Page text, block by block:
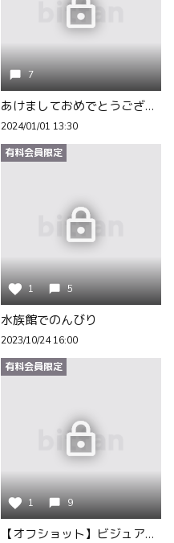
7
あけましておめでとうございます
2024/01/01 13:30
有料会員限定
1 5
水族館でのんびり
2023/10/24 16:00
有料会員限定
1 9
【オフショット】ビジュアル公開